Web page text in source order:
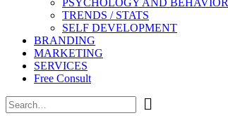
PSYCHOLOGY AND BEHAVIOR
TRENDS / STATS
SELF DEVELOPMENT
BRANDING
MARKETING
SERVICES
Free Consult